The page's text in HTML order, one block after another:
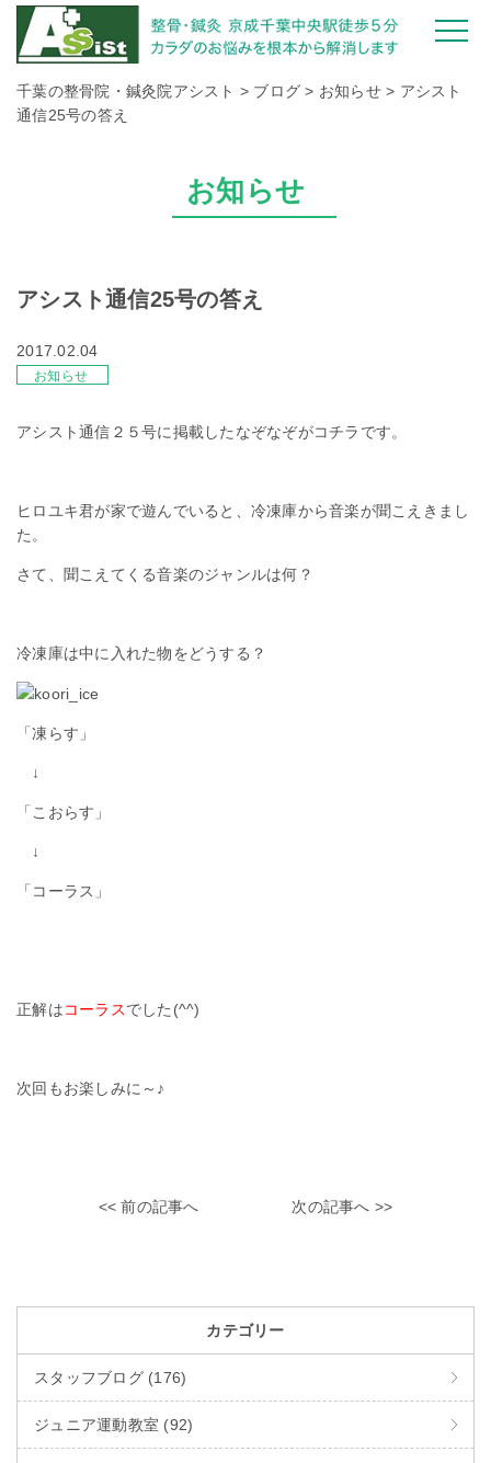
千葉の整骨院・鍼灸院アシスト > ブログ > お知らせ> アシスト
通信25号の答え
お知らせ
アシスト通信25号の答え
2017.02.04
お知らせ
アシスト通信２５号に掲載したなぞなぞがコチラです。
ヒロユキ君が家で遊んでいると、冷凍庫から音楽が聞こえきまし
た。
さて、聞こえてくる音楽のジャンルは何？
冷凍庫は中に入れた物をどうする？
「凍らす」
↓
「こおらす」
↓
「コーラス」
正解はコーラスでした(^^)
次回もお楽しみに～♪
<< 前の記事へ 次の記事へ >>
カテゴリー
スタッフブログ (176)
ジュニア運動教室 (92)